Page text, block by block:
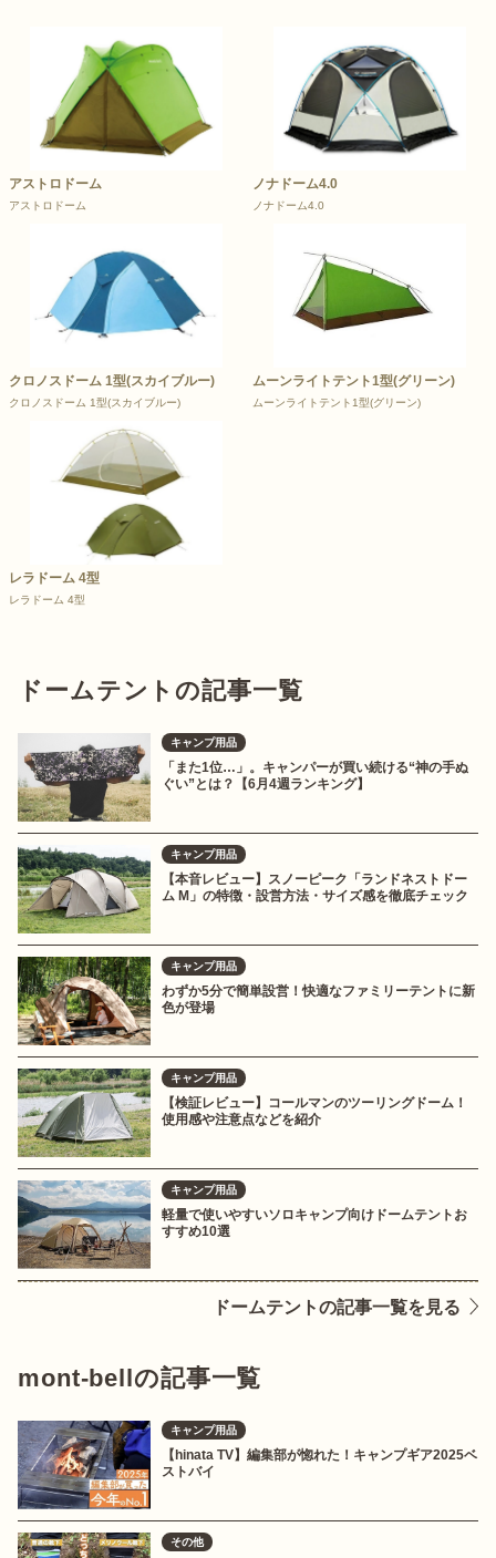
アストロドーム
アストロドーム
ノナドーム4.0
ノナドーム4.0
クロノスドーム 1型(スカイブルー)
クロノスドーム 1型(スカイブルー)
ムーンライトテント1型(グリーン)
ムーンライトテント1型(グリーン)
レラドーム 4型
レラドーム 4型
ドームテントの記事一覧
キャンプ用品
「また1位…」。キャンパーが買い続ける“神の手ぬ
ぐい”とは？【6月4週ランキング】
キャンプ用品
【本音レビュー】スノーピーク「ランドネストドー
ム M」の特徴・設営方法・サイズ感を徹底チェック
キャンプ用品
わずか5分で簡単設営！快適なファミリーテントに新
色が登場
キャンプ用品
【検証レビュー】コールマンのツーリングドーム！
使用感や注意点などを紹介
キャンプ用品
軽量で使いやすいソロキャンプ向けドームテントお
すすめ10選
ドームテントの記事一覧を見る
mont-bellの記事一覧
キャンプ用品
【hinata TV】編集部が惚れた！キャンプギア2025ベ
ストバイ
その他